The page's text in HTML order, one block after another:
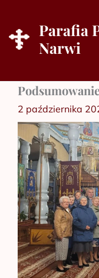
treści
Parafia
Narwi
2 października